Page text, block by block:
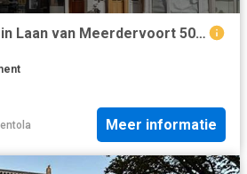
apartment for rent in Laan van Meerdervoort 509 2563AT Den Haag Bomenbuurt Den Haag
Meer informatie